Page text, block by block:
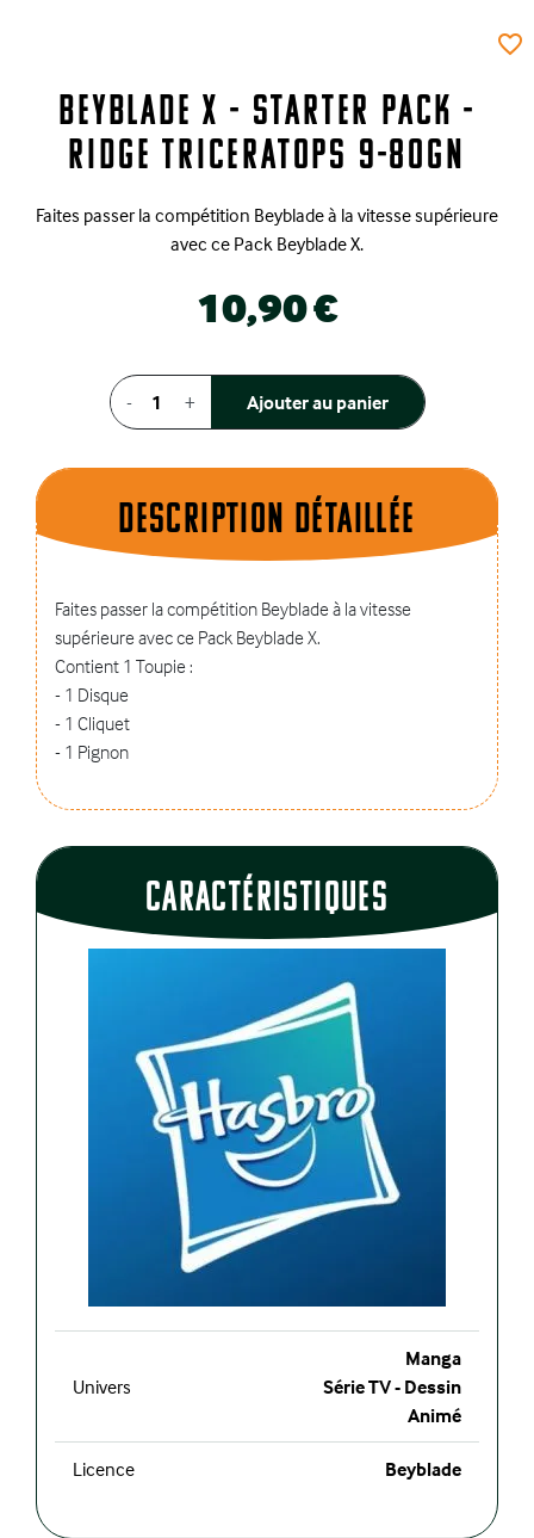
Beyblade X - Starter Pack -
Ridge Triceratops 9-80GN
Faites passer la compétition Beyblade à la vitesse supérieure
avec ce Pack Beyblade X.
10,90 €
- + Ajouter au panier
favorite_border
Description dÉtaillÉe
Faites passer la compétition Beyblade à la vitesse
supérieure avec ce Pack Beyblade X.
Contient 1 Toupie :
- 1 Disque
- 1 Cliquet
- 1 Pignon
CaractÉristiques
Univers
Manga
Série TV - Dessin
Animé
Licence Beyblade